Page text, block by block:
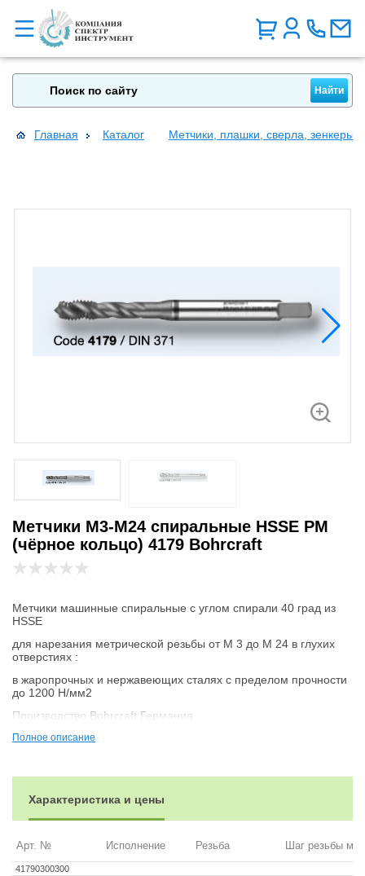
Главная Каталог Метчики, плашки, сверла, зенкеры,
Метчики М3-М24 спиральные HSSE PM
(чёрное кольцо) 4179 Bohrcraft
Метчики машинные спиральные с углом спирали 40 град из
HSSE
для нарезания метрической резьбы от М 3 до М 24 в глухих
отверстиях :
в жаропрочных и нержавеющих сталях с пределом прочности
до 1200 Н/мм2
Производство Bohrcraft Германия
Полное описание
Характеристика и цены
Арт. № Исполнение Резьба Шаг резьбы мм
41790300300